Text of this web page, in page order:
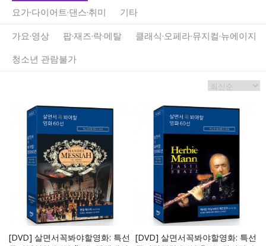
요가·다이어트·댄스·취미
기타
가요·영상
팝·재즈·락·메탈
클래식·오페라·뮤지컬·뉴에이지
청소년 관람불가
[DVD] 살면서꼭봐야할영화: 특선 [DVD] 살면서꼭봐야할영화: 특선